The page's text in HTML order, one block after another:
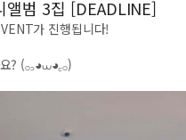
앨범 3집 [DEADLINE]
가 진행됩니다!
? (𓂂꜆◕⩊◕꜀𓂂)